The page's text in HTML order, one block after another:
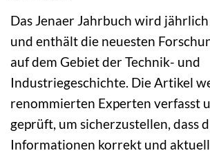
Das Jenaer Jahrbuch wird
und enthält die neuesten
auf dem Gebiet der Technik- und
Industriegeschichte. Die Artikel
renommierten Experten verfasst
geprüft, um sicherzustellen, dass
Informationen korrekt und aktuell